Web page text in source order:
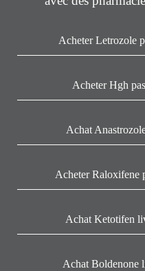
Acheter Letrozole
Acheter Hgh
Achat
Acheter Raloxifene
Achat Ketotifen
Achat Boldenone